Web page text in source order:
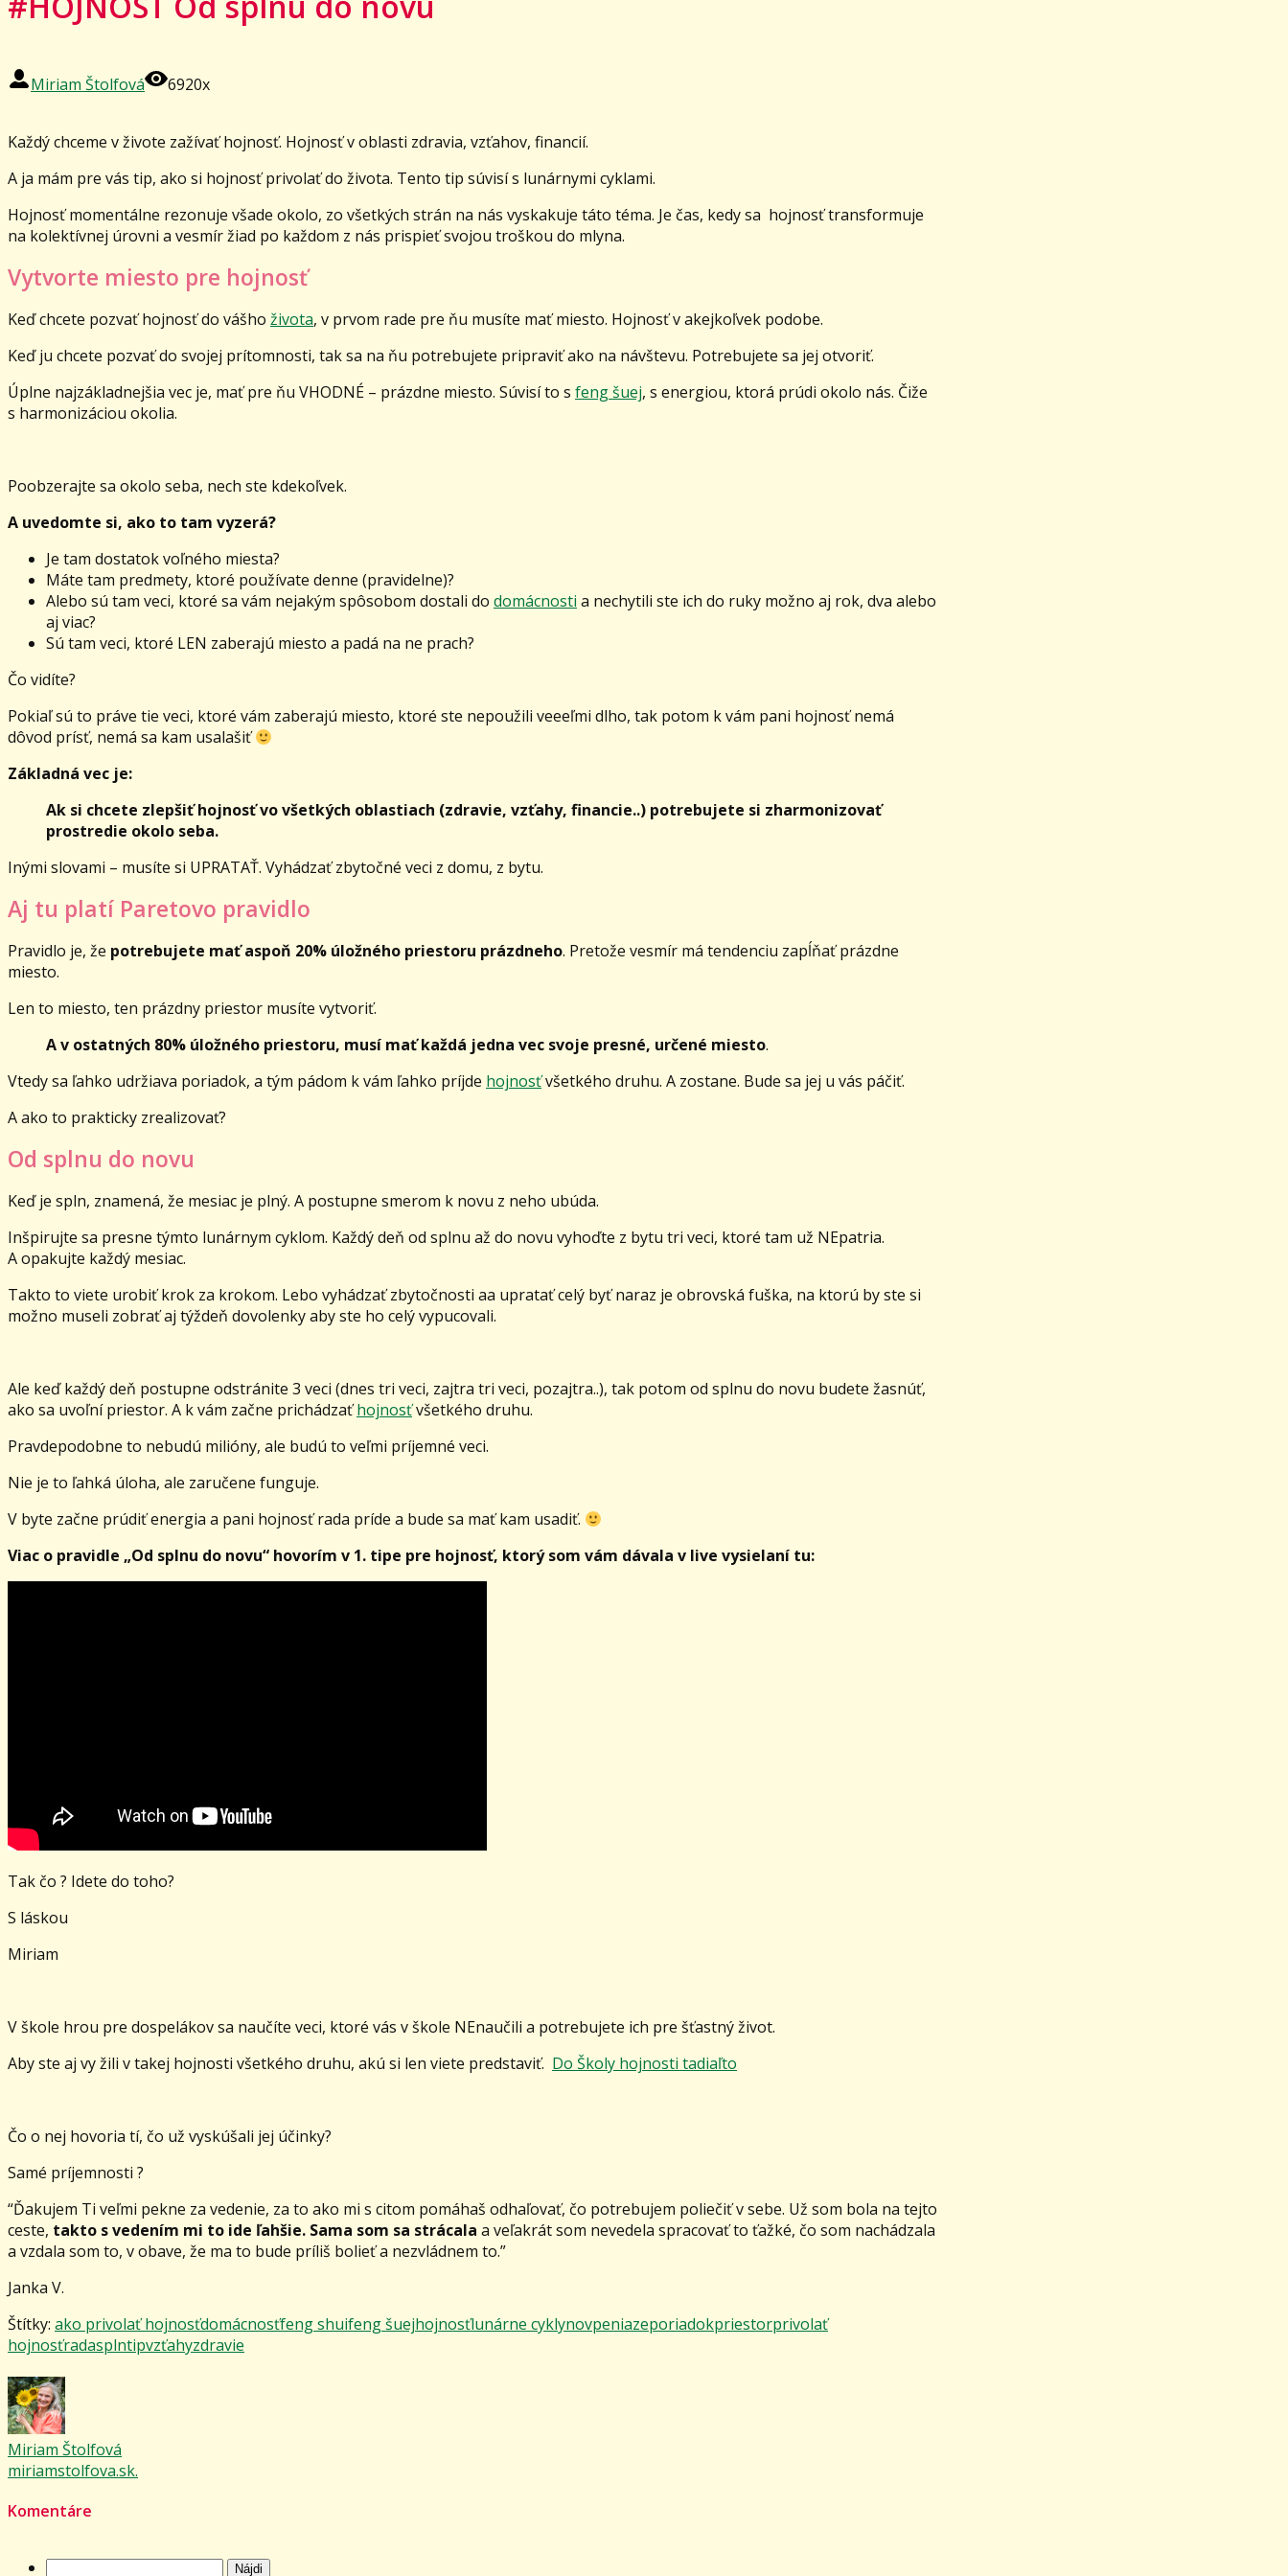
Miriam Štolfová 6920x
Každý chceme v živote zažívať hojnosť. Hojnosť v oblasti zdravia, vzťahov, financií.
A ja mám pre vás tip, ako si hojnosť privolať do života. Tento tip súvisí s lunárnymi cyklami.
Hojnosť momentálne rezonuje všade okolo, zo všetkých strán na nás vyskakuje táto téma. Je čas, kedy sa hojnosť transformuje
na kolektívnej úrovni a vesmír žiad po každom z nás prispieť svojou troškou do mlyna.
Vytvorte miesto pre hojnosť
Keď chcete pozvať hojnosť do vášho života, v prvom rade pre ňu musíte mať miesto. Hojnosť v akejkoľvek podobe.
Keď ju chcete pozvať do svojej prítomnosti, tak sa na ňu potrebujete pripraviť ako na návštevu. Potrebujete sa jej otvoriť.
Úplne najzákladnejšia vec je, mať pre ňu VHODNÉ – prázdne miesto. Súvisí to s feng šuej, s energiou, ktorá prúdi okolo nás. Čiže
s harmonizáciou okolia.
Poobzerajte sa okolo seba, nech ste kdekoľvek.
A uvedomte si, ako to tam vyzerá?
Je tam dostatok voľného miesta?
Máte tam predmety, ktoré používate denne (pravidelne)?
Alebo sú tam veci, ktoré sa vám nejakým spôsobom dostali do domácnosti a nechytili ste ich do ruky možno aj rok, dva alebo
aj viac?
Sú tam veci, ktoré LEN zaberajú miesto a padá na ne prach?
Čo vidíte?
Pokiaľ sú to práve tie veci, ktoré vám zaberajú miesto, ktoré ste nepoužili veeeľmi dlho, tak potom k vám pani hojnosť nemá
dôvod prísť, nemá sa kam usalašiť
Základná vec je:
Ak si chcete zlepšiť hojnosť vo všetkých oblastiach (zdravie, vzťahy, financie..) potrebujete si zharmonizovať
prostredie okolo seba.
Inými slovami – musíte si UPRATAŤ. Vyhádzať zbytočné veci z domu, z bytu.
Aj tu platí Paretovo pravidlo
Pravidlo je, že potrebujete mať aspoň 20% úložného priestoru prázdneho. Pretože vesmír má tendenciu zapĺňať prázdne
miesto.
Len to miesto, ten prázdny priestor musíte vytvoriť.
A v ostatných 80% úložného priestoru, musí mať každá jedna vec svoje presné, určené miesto.
Vtedy sa ľahko udržiava poriadok, a tým pádom k vám ľahko príjde hojnosťvšetkého druhu. A zostane. Bude sa jej u vás páčiť.
A ako to prakticky zrealizovať?
Od splnu do novu
Keď je spln, znamená, že mesiac je plný. A postupne smerom k novu z neho ubúda.
Inšpirujte sa presne týmto lunárnym cyklom. Každý deň od splnu až do novu vyhoďte z bytu tri veci, ktoré tam už NEpatria.
A opakujte každý mesiac.
Takto to viete urobiť krok za krokom. Lebo vyhádzať zbytočnosti aa upratať celý byť naraz je obrovská fuška, na ktorú by ste si
možno museli zobrať aj týždeň dovolenky aby ste ho celý vypucovali.
Ale keď každý deň postupne odstránite 3 veci (dnes tri veci, zajtra tri veci, pozajtra..), tak potom od splnu do novu budete žasnúť,
ako sa uvoľní priestor. A k vám začne prichádzaťhojnosťvšetkého druhu.
Pravdepodobne to nebudú milióny, ale budú to veľmi príjemné veci.
Nie je to ľahká úloha, ale zaručene funguje.
V byte začne prúdiť energia a pani hojnosť rada príde a bude sa mať kam usadiť.
Viac o pravidle „Od splnu do novu“ hovorím v 1. tipe pre hojnosť, ktorý som vám dávala v live vysielaní tu:
Tak čo ? Idete do toho?
S láskou
Miriam
V škole hrou pre dospelákov sa naučíte veci, ktoré vás v škole NEnaučili a potrebujete ich pre šťastný život.
Aby ste aj vy žili v takej hojnosti všetkého druhu, akú si len viete predstaviť. Do Školy hojnosti tadiaľto
Čo o nej hovoria tí, čo už vyskúšali jej účinky?
Samé príjemnosti ?
“Ďakujem Ti veľmi pekne za vedenie, za to ako mi s citom pomáhaš odhaľovať, čo potrebujem poliečiť v sebe. Už som bola na tejto
ceste, takto s vedením mi to ide ľahšie. Sama som sa strácala a veľakrát som nevedela spracovať to ťažké, čo som nachádzala
a vzdala som to, v obave, že ma to bude príliš bolieť a nezvládnem to.”
Janka V.
Štítky: ako privolať hojnosťdomácnosťfeng shuifeng šuejhojnosťlunárne cyklynovpeniazeporiadokpriestorprivolať
hojnosťradasplntipvzťahyzdravie
Miriam Štolfová
miriamstolfova.sk.
Komentáre
Hľadať: